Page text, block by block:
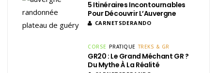
5 Itinéraires Incontournables
Pour Découvrir L’Auvergne
CARNETSDERANDO
CORSE PRATIQUE TREKS & GR
GR20 : Le Grand Méchant GR ?
Du Mythe À La Réalité